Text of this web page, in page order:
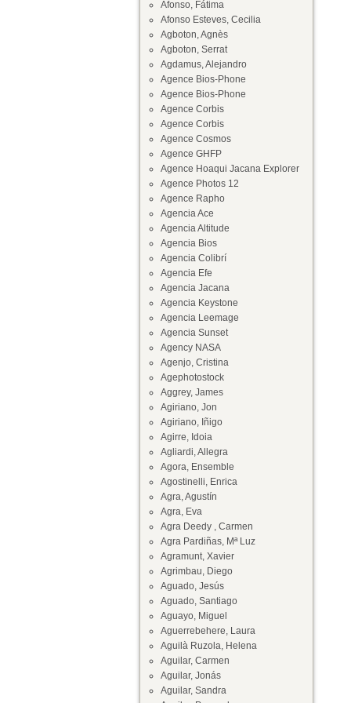
Afonso, Fátima
Afonso Esteves, Cecilia
Agboton, Agnès
Agboton, Serrat
Agdamus, Alejandro
Agence Bios-Phone
Agence Bios-Phone
Agence Corbis
Agence Corbis
Agence Cosmos
Agence GHFP
Agence Hoaqui Jacana Explorer
Agence Photos 12
Agence Rapho
Agencia Ace
Agencia Altitude
Agencia Bios
Agencia Colibrí
Agencia Efe
Agencia Jacana
Agencia Keystone
Agencia Leemage
Agencia Sunset
Agency NASA
Agenjo, Cristina
Agephotostock
Aggrey, James
Agiriano, Jon
Agiriano, Iñigo
Agirre, Idoia
Agliardi, Allegra
Agora, Ensemble
Agostinelli, Enrica
Agra, Agustín
Agra, Eva
Agra Deedy , Carmen
Agra Pardiñas, Mª Luz
Agramunt, Xavier
Agrimbau, Diego
Aguado, Jesús
Aguado, Santiago
Aguayo, Miguel
Aguerrebehere, Laura
Aguilà Ruzola, Helena
Aguilar, Carmen
Aguilar, Jonás
Aguilar, Sandra